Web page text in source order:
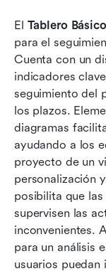
El Tablero Básico
para el
Cuenta con un
indicadores
seguimiento del
los plazos.
diagramas
ayudando a los
proyecto de un
personalización
posibilita que
supervisen las
inconvenientes.
para un análisis
usuarios